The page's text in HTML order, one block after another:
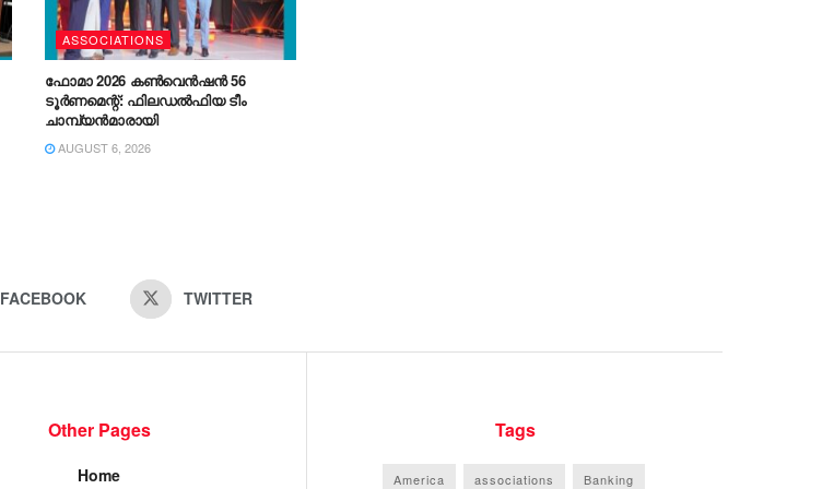
ASSOCIATIONS
ഫോമാ 2026 കൺവെൻഷൻ 56
ടൂർണമെന്റ്: ഫിലഡൽഫിയ ടീം
ചാമ്പ്യൻമാരായി
AUGUST 6, 2026
FACEBOOK TWITTER
Other Pages
Home
Tags
America associations Banking